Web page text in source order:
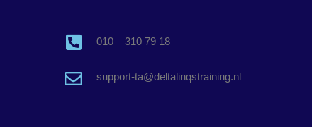
010 – 310 79 18
support-ta@deltalinqstraining.nl